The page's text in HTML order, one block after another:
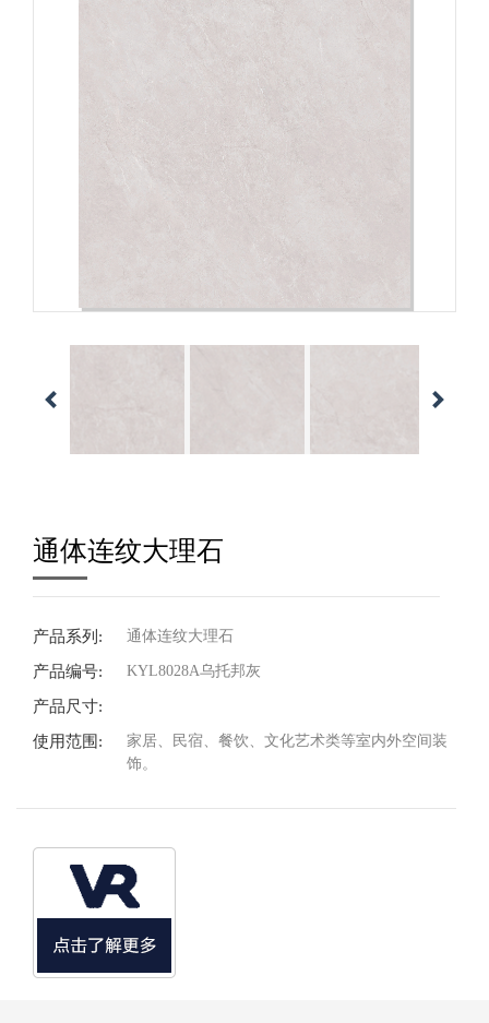
通体连纹大理石
产品系列: 通体连纹大理石
产品编号: KYL8028A乌托邦灰
产品尺寸:
使用范围:
家居、民宿、餐饮、文化艺术类等室内外空间装
饰。